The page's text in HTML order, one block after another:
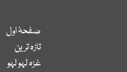
صفحۂ اول
تازہ ترین
غزہ لہو لہو